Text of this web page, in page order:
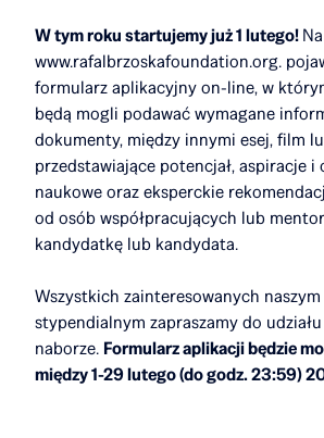
W tym roku startujemy już 1 lutego!
www.rafalbrzoskafoundation.org.
formularz aplikacyjny on-line, w
będą mogli podawać wymagane
dokumenty, między innymi esej, film
przedstawiające potencjał, aspiracje i
naukowe oraz eksperckie
od osób współpracujących lub
kandydatkę lub kandydata.
Wszystkich zainteresowanych
stypendialnym zapraszamy do
naborze. Formularz aplikacji będzie
między 1-29 lutego (do godz. 23:59)